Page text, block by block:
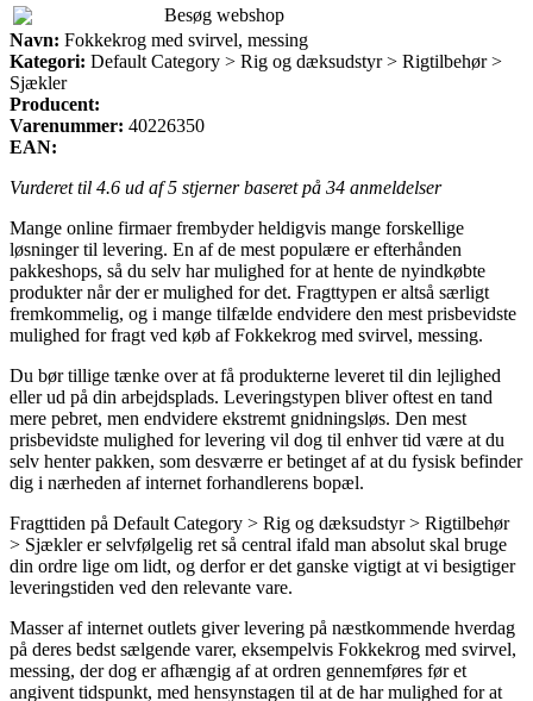
Besøg webshop
Navn: Fokkekrog med svirvel, messing
Kategori: Default Category > Rig og dæksudstyr > Rigtilbehør >
Sjækler
Producent:
Varenummer: 40226350
EAN:
Vurderet til 4.6 ud af 5 stjerner baseret på 34 anmeldelser
Mange online firmaer frembyder heldigvis mange forskellige
løsninger til levering. En af de mest populære er efterhånden
pakkeshops, så du selv har mulighed for at hente de nyindkøbte
produkter når der er mulighed for det. Fragttypen er altså særligt
fremkommelig, og i mange tilfælde endvidere den mest prisbevidste
mulighed for fragt ved køb af Fokkekrog med svirvel, messing.
Du bør tillige tænke over at få produkterne leveret til din lejlighed
eller ud på din arbejdsplads. Leveringstypen bliver oftest en tand
mere pebret, men endvidere ekstremt gnidningsløs. Den mest
prisbevidste mulighed for levering vil dog til enhver tid være at du
selv henter pakken, som desværre er betinget af at du fysisk befinder
dig i nærheden af internet forhandlerens bopæl.
Fragttiden på Default Category > Rig og dæksudstyr > Rigtilbehør
> Sjækler er selvfølgelig ret så central ifald man absolut skal bruge
din ordre lige om lidt, og derfor er det ganske vigtigt at vi besigtiger
leveringstiden ved den relevante vare.
Masser af internet outlets giver levering på næstkommende hverdag
på deres bedst sælgende varer, eksempelvis Fokkekrog med svirvel,
messing, der dog er afhængig af at ordren gennemføres før et
angivent tidspunkt, med hensynstagen til at de har mulighed for at